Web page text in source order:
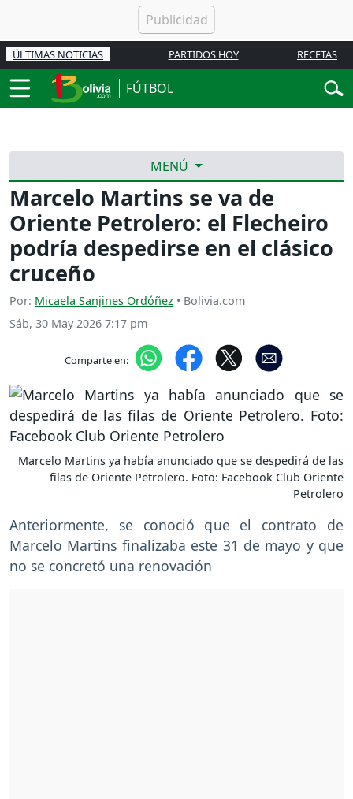
ÚLTIMAS NOTICIAS PARTIDOS HOY RECETAS
FÚTBOL
MENÚ
Marcelo Martins se va de
Oriente Petrolero: el Flecheiro
podría despedirse en el clásico
cruceño
Por: Micaela Sanjines Ordóñez • Bolivia.com
Sáb, 30 May 2026 7:17 pm
Comparte en:
Marcelo Martins ya había anunciado que se despedirá de las
filas de Oriente Petrolero. Foto: Facebook Club Oriente
Petrolero
Anteriormente, se conoció que el contrato de
Marcelo Martins finalizaba este 31 de mayo y que
no se concretó una renovación